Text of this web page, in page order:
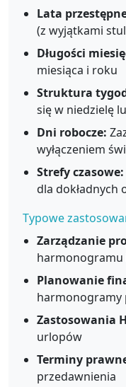
Lata
(z wyjątkami
Długości
miesiąca i roku
Struktura
się w niedzielę
Dni robocze:
wyłączeniem
Strefy czasowe:
dla dokładnych
Typowe
Zarządzanie
harmonogramu
Planowanie
harmonogramy
Zastosowania
urlopów
Terminy
przedawnienia